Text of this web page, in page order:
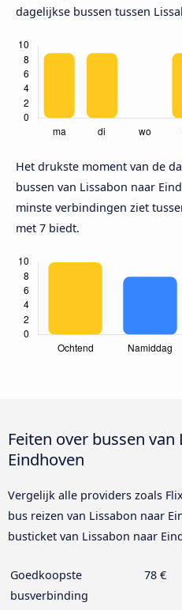
dagelijkse bussen tussen
Het drukste moment van de
bussen van Lissabon naar
minste verbindingen ziet
met 7 biedt.
Feiten over bussen
Eindhoven
Vergelijk alle providers zoals
bus reizen van Lissabon naar
busticket van Lissabon naar
Goedkoopste
busverbinding
78 €